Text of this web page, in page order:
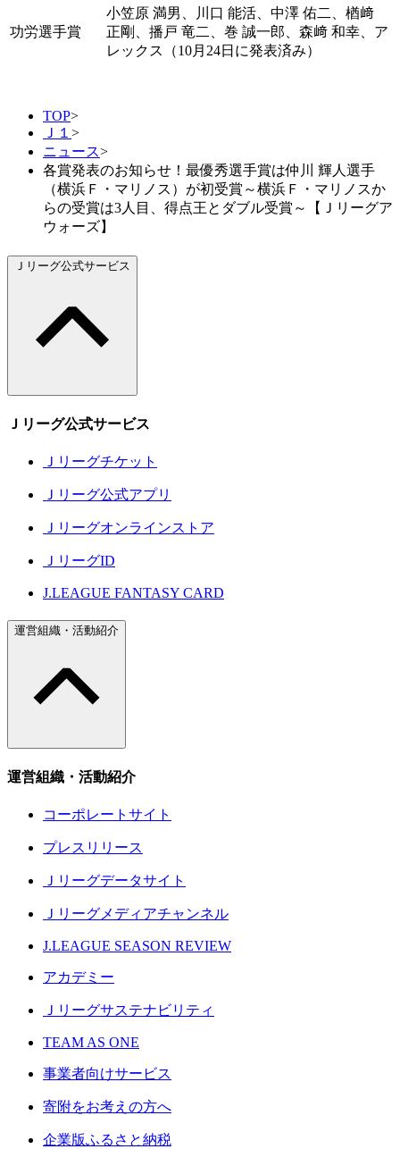
功労選手賞
小笠原 満男、川口 能活、中澤 佑二、楢﨑
正剛、播戸 竜二、巻 誠一郎、森﨑 和幸、ア
レックス（10月24日に発表済み）
TOP>
Ｊ１ >
ニュース>
各賞発表のお知らせ！最優秀選手賞は仲川 輝人選手
（横浜Ｆ・マリノス）が初受賞～横浜Ｆ・マリノスか
らの受賞は3人目、得点王とダブル受賞～【Ｊリーグア
ウォーズ】
Ｊリーグ公式サービス
Ｊリーグ公式サービス
Ｊリーグチケット
Ｊリーグ公式アプリ
Ｊリーグオンラインストア
ＪリーグID
J.LEAGUE FANTASY CARD
運営組織・活動紹介
運営組織・活動紹介
コーポレートサイト
プレスリリース
Ｊリーグデータサイト
Ｊリーグメディアチャンネル
J.LEAGUE SEASON REVIEW
アカデミー
Ｊリーグサステナビリティ
TEAM AS ONE
事業者向けサービス
寄附をお考えの方へ
企業版ふるさと納税